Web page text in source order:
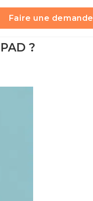
Faire une demande
?